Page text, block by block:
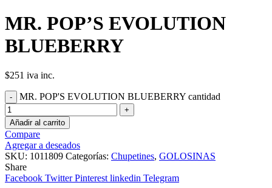
MR. POP’S EVOLUTION
BLUEBERRY
$251 iva inc.
MR. POP'S EVOLUTION BLUEBERRY cantidad
Añadir al carrito
Compare
Agregar a deseados
SKU: 1011809 Categorías: Chupetines, GOLOSINAS
Share
Facebook Twitter Pinterest linkedin Telegram